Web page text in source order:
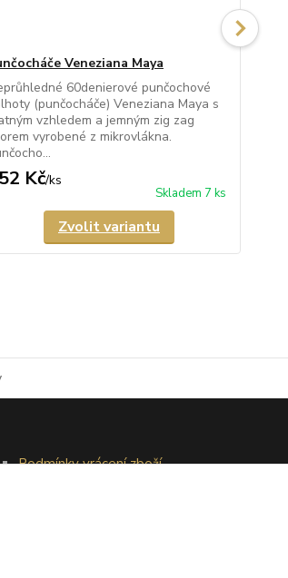
Veneziana Maya
60denierové punčochové
(punčocháče) Veneziana Maya s
vzhledem a jemným zig zag
vyrobené z mikrovlákna.
Kč/ks
Skladem 7 ks
Zvolit variantu
Podmínky vrácení zboží